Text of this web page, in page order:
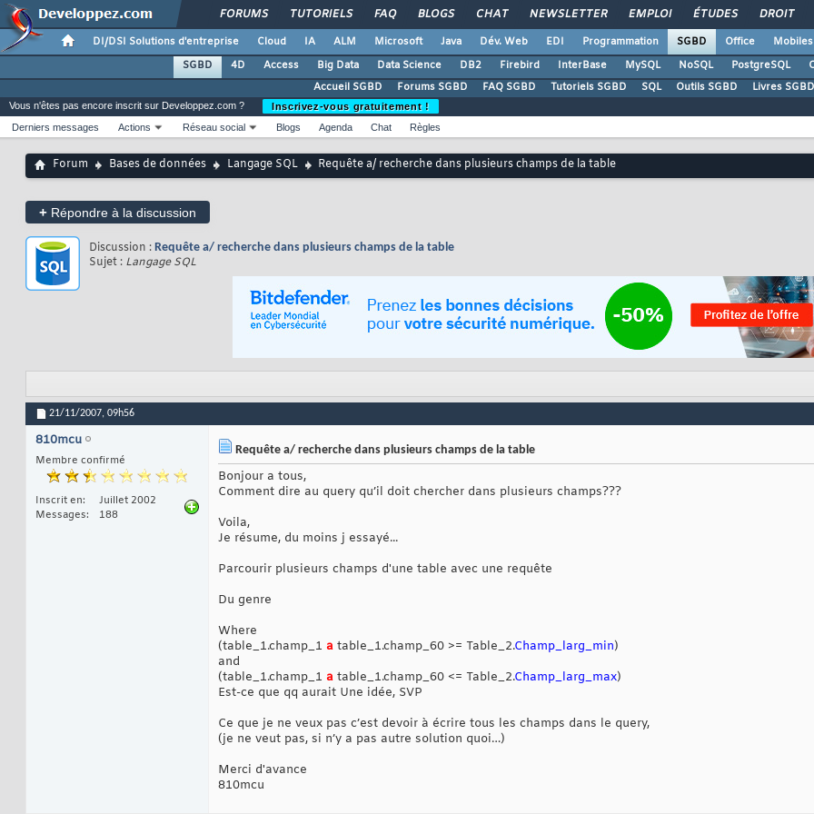
FORUMS TUTORIELS FAQ BLOGS CHAT NEWSLETTER EMPLOI ÉTUDES DROIT
DI/DSI Solutions d'entreprise Cloud IA ALM Microsoft Java Dév. Web EDI Programmation SGBD Office
Mobiles
SGBD
4D Access Big Data Data Science DB2 Firebird InterBase MySQL NoSQL PostgreSQL
Accueil SGBD
Forums SGBD FAQ SGBD Tutoriels SGBD SQL Outils SGBD Livres
Vous n'êtes pas encore inscrit sur Developpez.com ?
Inscrivez-vous gratuitement !
Derniers messages
Actions Réseau social Blogs Agenda Chat Règles
Forum Bases de données Langage SQL Requête a/ recherche dans plusieurs champs de la table
+ Répondre à la discussion
Discussion : Requête a/ recherche dans plusieurs champs de la table
Sujet : Langage SQL
21/11/2007, 09h56
810mcu
Membre confirmé
Inscrit en
Juillet 2002
Messages
188
Requête a/ recherche dans plusieurs champs de la table
Bonjour a tous,
Comment dire au query qu’il doit chercher dans plusieurs champs???
Voila,
Je résume, du moins j essayé...
Parcourir plusieurs champs d'une table avec une requête
Du genre
Where
(table_1.champ_1 a table_1.champ_60 >= Table_2.Champ_larg_min)
and
(table_1.champ_1 a table_1.champ_60 <= Table_2.Champ_larg_max)
Est-ce que qq aurait Une idée, SVP
Ce que je ne veux pas c’est devoir à écrire tous les champs dans le query,
(je ne veut pas, si n’y a pas autre solution quoi…)
Merci d'avance
810mcu